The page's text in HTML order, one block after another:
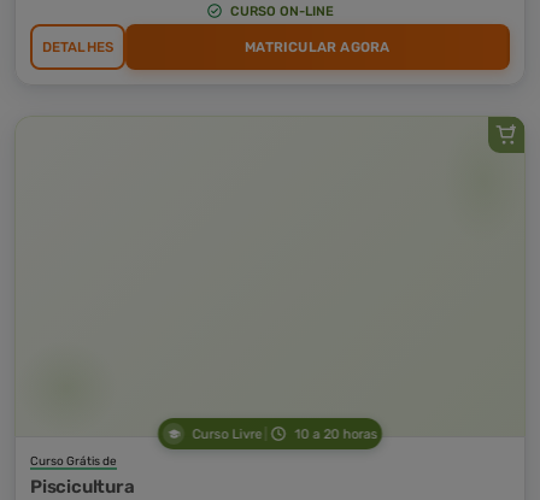
CURSO ON-LINE
DETALHES MATRICULAR AGORA
Curso Livre 10 a 20 horas
Curso Grátis de
Piscicultura